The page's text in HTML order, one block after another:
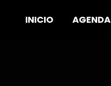
INICIO AGENDA